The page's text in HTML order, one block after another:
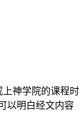
神学院的课程时
以明白经文内容